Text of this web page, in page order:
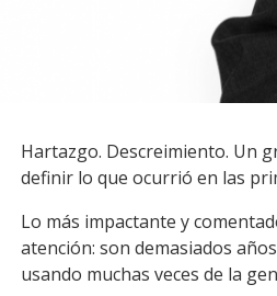
Facebook
Hartazgo. Descreimiento. Un
definir lo que ocurrió en las
Lo más impactante y
atención: son demasiados
usando muchas veces de la